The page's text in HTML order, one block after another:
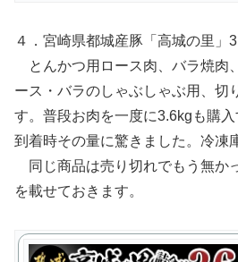
４．宮崎県都城産豚「高城の里」
とんかつ用ロース肉、バラ焼肉
ース・バラのしゃぶしゃぶ用、切
す。普段お肉を一度に3.6kgも購入
到着時その量に驚きました。冷凍
同じ商品は売り切れでもう無か
を載せておきます。